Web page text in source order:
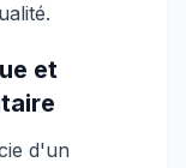
et
d'un